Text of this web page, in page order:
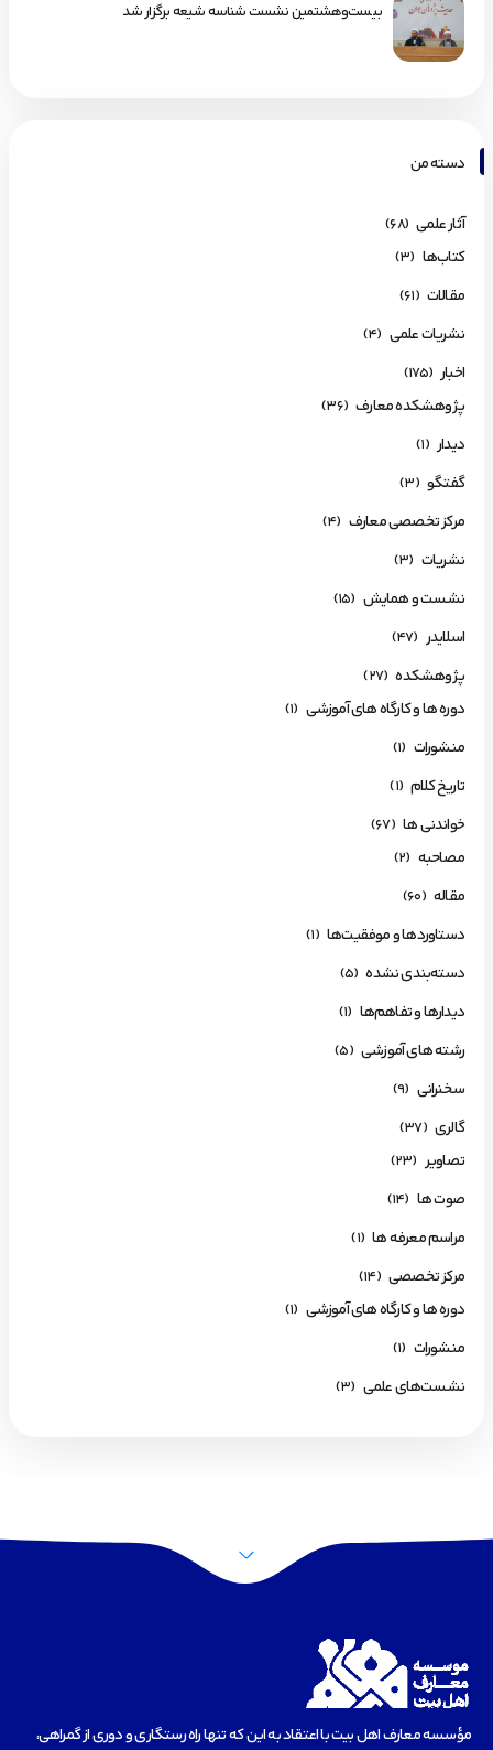
بیست‌وهشتمین نشست شناسه شیعه برگزار شد
دسته من
آثار علمی (68)
کتاب‌ها (3)
مقالات (61)
نشریات علمی (4)
اخبار (175)
پژوهشکده معارف (36)
دیدار (1)
گفتگو (3)
مرکز تخصصی معارف (4)
نشریات (3)
نشست و همایش (15)
اسلایدر (47)
پژوهشکده (27)
دوره ها و کارگاه های آموزشی (1)
منشورات (1)
تاریخ کلام (1)
خواندنی ها (67)
مصاحبه (2)
مقاله (60)
دستاوردها و موفقیت‌ها (1)
دسته‌بندی نشده (5)
دیدارها و تفاهم‌ها (1)
رشته های آموزشی (5)
سخنرانی (9)
گالری (37)
تصاویر (23)
صوت ها (14)
مراسم معرفه ها (1)
مرکز تخصصی (14)
دوره ها و کارگاه های آموزشی (1)
منشورات (1)
نشست‌های علمی (3)
مؤسسه‌ معارف اهل بیت با اعتقاد به این که تنها راه رستگاری و دوری از گمراهی،